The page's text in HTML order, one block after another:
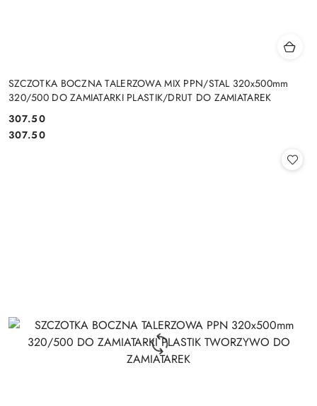
SZCZOTKA BOCZNA TALERZOWA MIX PPN/STAL 320x500mm
320/500 DO ZAMIATARKI PLASTIK/DRUT DO ZAMIATAREK
Cena:
307.50
Cena:
307.50